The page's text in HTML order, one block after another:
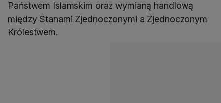
Państwem Islamskim oraz wymianą handlową
między Stanami Zjednoczonymi a Zjednoczonym
Królestwem.